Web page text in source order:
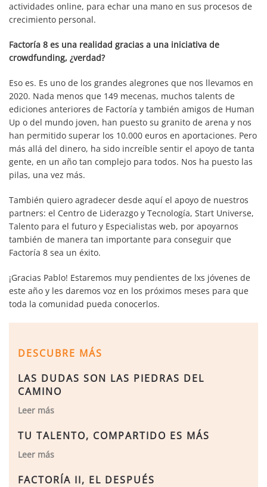
actividades online, para echar una mano en sus procesos de
crecimiento personal.
Factoría 8 es una realidad gracias a una iniciativa de
crowdfunding, ¿verdad?
Eso es. Es uno de los grandes alegrones que nos llevamos en
2020. Nada menos que 149 mecenas, muchos talents de
ediciones anteriores de Factoría y también amigos de Human
Up o del mundo joven, han puesto su granito de arena y nos
han permitido superar los 10.000 euros en aportaciones. Pero
más allá del dinero, ha sido increíble sentir el apoyo de tanta
gente, en un año tan complejo para todos. Nos ha puesto las
pilas, una vez más.
También quiero agradecer desde aquí el apoyo de nuestros
partners: el Centro de Liderazgo y Tecnología, Start Universe,
Talento para el futuro y Especialistas web, por apoyarnos
también de manera tan importante para conseguir que
Factoría 8 sea un éxito.
¡Gracias Pablo! Estaremos muy pendientes de lxs jóvenes de
este año y les daremos voz en los próximos meses para que
toda la comunidad pueda conocerlos.
DESCUBRE MÁS
LAS DUDAS SON LAS PIEDRAS DEL
CAMINO
Leer más
TU TALENTO, COMPARTIDO ES MÁS
Leer más
FACTORÍA II, EL DESPUÉS